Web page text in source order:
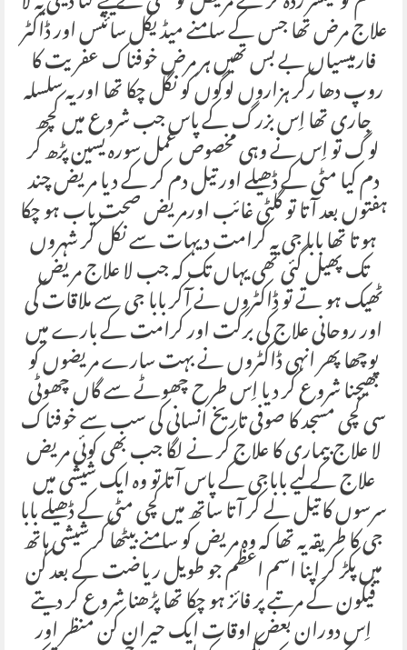
علاج مرض تھا جس کے سامنے میڈیکل سائنس اور ڈاکٹر
فارمیسیاں بے بس تھیں ہر مرض خوفناک عفریت کا
روپ دھا رکر ہزاروں لوگوں کو نگل چکا تھا اور یہ سلسلہ
جاری تھا اِس بزرگ کے پاس جب شروع میں کچھ
لوگ تو اِس نے وہی مخصوص عمل سورہ یسین پڑھ کر
دم کیا مٹی کے ڈھیلے اور تیل دم کر کے دیا مریض چند
ہفتوں بعد آتا تو گلٹی غائب اورمریض صحت یاب ہو چکا
ہو تا تھا بابا جی یہ کرامت دیہات سے نکل کر شہروں
تک پھیل گئی تھی یہاں تک کہ جب لا علاج مریض
ٹھیک ہو تے تو ڈاکٹروں نے آکر بابا جی سے ملاقات کی
اور روحانی علاج کی برکت اور کرامت کے بارے میں
پوچھا پھر انہی ڈاکٹروں نے بہت سارے مریضوں کو
بھیجنا شروع کر دیا اِس طرح چھوٹے سے گاں چھوٹی
سی کچی مسجد کا صوفی تاریخ انسانی کی سب سے خوفناک
لا علاج بیماری کا علاج کر نے لگا جب بھی کوئی مریض
علاج کے لیے باباجی کے پاس آتا تو وہ ایک شیشی میں
سرسوں کا تیل لے کر آتا ساتھ میں کچی مٹی کے ڈھیلے بابا
جی کا طریقہ یہ تھا کہ وہ مریض کو سامنے بیٹھا کر شیشی ہاتھ
میں پکڑ کر اپنا اسم اعظم جو طویل ریاضت کے بعد کن
فیکون کے مرتبے پر فائز ہو چکا تھا پڑھنا شروع کر دیتے
اِس دوران بعض اوقات ایک حیران کن منظر اور